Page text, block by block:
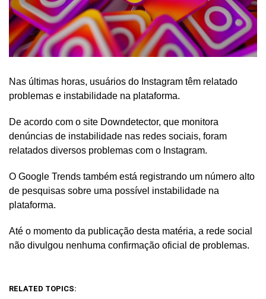
Nas últimas horas, usuários do Instagram têm relatado
problemas e instabilidade na plataforma.
De acordo com o site Downdetector, que monitora
denúncias de instabilidade nas redes sociais, foram
relatados diversos problemas com o Instagram.
O Google Trends também está registrando um número alto
de pesquisas sobre uma possível instabilidade na
plataforma.
Até o momento da publicação desta matéria, a rede social
não divulgou nenhuma confirmação oficial de problemas.
RELATED TOPICS: